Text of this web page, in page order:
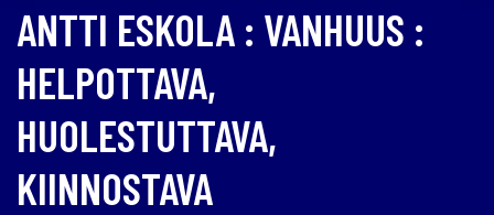
ANTTI ESKOLA : VANHUUS :
HELPOTTAVA,
HUOLESTUTTAVA,
KIINNOSTAVA